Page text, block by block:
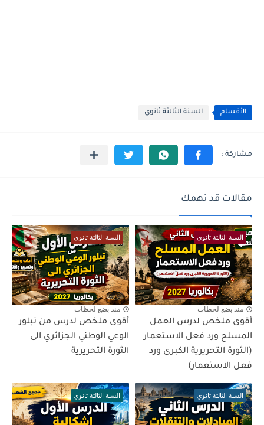
الأقسام السنة الثالثة ثانوي
مقالات قد تهمك
السنة الثالثة ثانوي
منذ بضع لحظات
أقوى ملخص لدرس العمل
المسلح ورد فعل الاستعمار
(الثورة التحريرية الكبرى ورد
فعل الاستعمار)
السنة الثالثة ثانوي
منذ بضع لحظات
أقوى ملخص لدرس من تبلور
الوعي الوطني الجزائري الى
الثورة التحريرية
السنة الثالثة ثانوي السنة الثالثة ثانوي